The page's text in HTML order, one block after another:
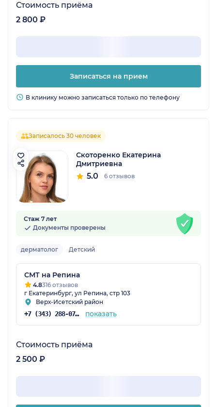
Стоимость приёма
2 800 ₽
Записаться на прием
В клинику можно записаться только по телефону
Записалось 30 человек
Скоторенко Екатерина
Дмитриевна
5.0 6 отзывов
Стаж 7 лет
Документы проверены
дерматолог Детский
СМТ на Репина
4.8316 отзывов
г Екатеринбург, ул Репина, стр 103
Верх-Исетский район
+7 (343) 288-07-54 показать
Стоимость приёма
2 500 ₽